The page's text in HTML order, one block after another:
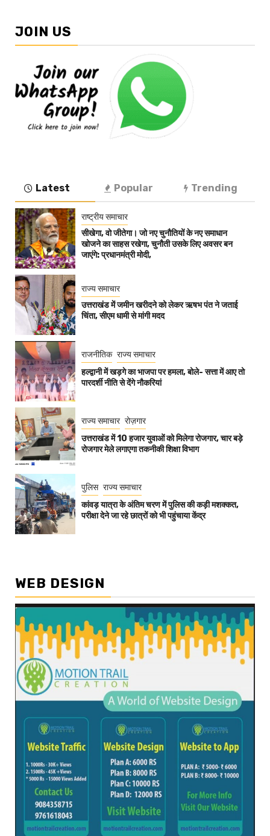
JOIN US
Latest Popular Trending
राष्ट्रीय समाचार
सीखेगा, वो जीतेगा। जो नए चुनौतियों के नए समाधान
खोजने का साहस रखेगा, चुनौती उसके लिए अवसर बन
जाएंगे: प्रधानमंत्री मोदी,
राज्य समाचार
उत्तराखंड में जमीन खरीदने को लेकर ऋषभ पंत ने जताई
चिंता, सीएम धामी से मांगी मदद
राजनीतिक राज्य समाचार
हल्द्वानी में खड़गे का भाजपा पर हमला, बोले- सत्ता में आए तो
पारदर्शी नीति से देंगे नौकरियां
राज्य समाचार रोज़गार
उत्तराखंड में 10 हजार युवाओं को मिलेगा रोजगार, चार बड़े
रोजगार मेले लगाएगा तकनीकी शिक्षा विभाग
पुलिस राज्य समाचार
कांवड़ यात्रा के अंतिम चरण में पुलिस की कड़ी मशक्कत,
परीक्षा देने जा रहे छात्रों को भी पहुंचाया केंद्र
WEB DESIGN